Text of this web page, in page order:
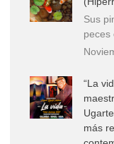
Sus
peces
“La
más